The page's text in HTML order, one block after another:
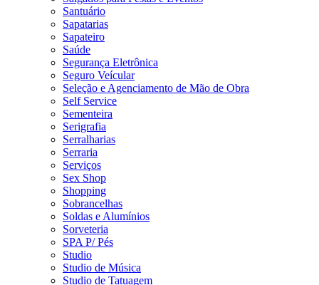
Santuário
Sapatarias
Sapateiro
Saúde
Segurança Eletrônica
Seguro Veícular
Seleção e Agenciamento de Mão de Obra
Self Service
Sementeira
Serigrafia
Serralharias
Serraria
Serviços
Sex Shop
Shopping
Sobrancelhas
Soldas e Alumínios
Sorveteria
SPA P/ Pés
Studio
Studio de Música
Studio de Tatuagem